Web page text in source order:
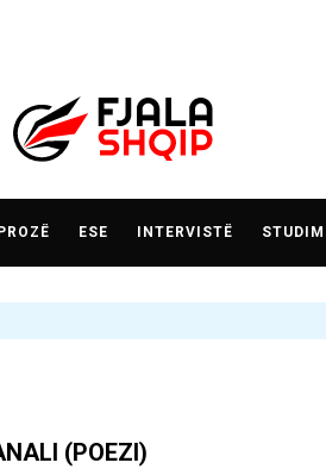
PROZË ESE INTERVISTË STUDIM
(POEZI)